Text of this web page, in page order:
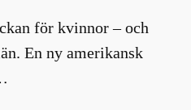
för kvinnor – och
En ny amerikansk